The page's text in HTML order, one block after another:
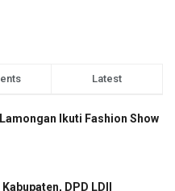
Latest
Ikuti Fashion Show
DPD LDII